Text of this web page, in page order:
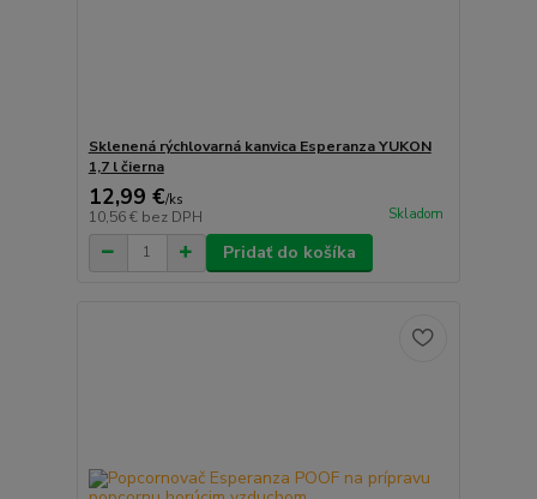
Sklenená rýchlovarná kanvica Esperanza YUKON
1,7 l čierna
12,99 €/ks
10,56 € bez DPH Skladom
Pridať do košíka